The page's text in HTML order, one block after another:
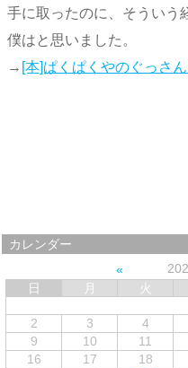
手に取ったのに、そういう
僕はと思いました。
→ [本]ぱくぱくやのぐっさ
カレンダー
日
月 火
2
3 4
9
10 11
16
17 18